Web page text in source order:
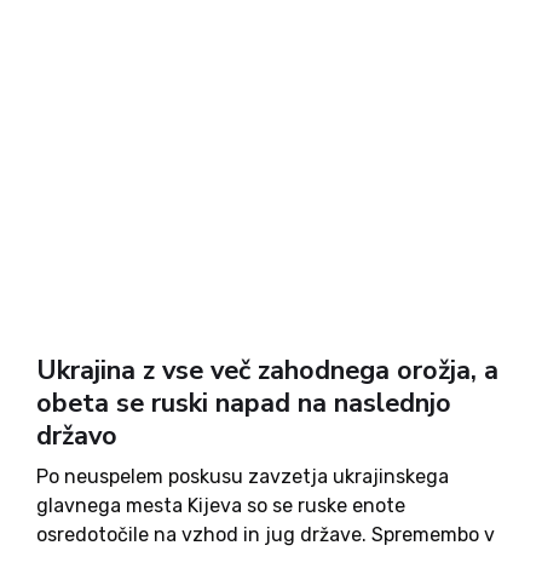
Ukrajina z vse več zahodnega orožja, a
obeta se ruski napad na naslednjo
državo
Po neuspelem poskusu zavzetja ukrajinskega
glavnega mesta Kijeva so se ruske enote
osredotočile na vzhod in jug države. Spremembo v